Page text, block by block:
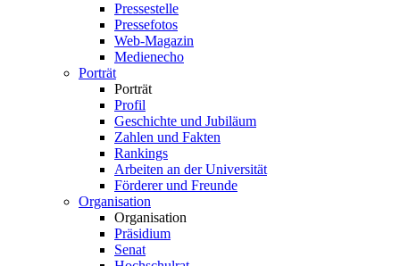
Pressestelle
Pressefotos
Web-Magazin
Medienecho
Porträt
Porträt
Profil
Geschichte und Jubiläum
Zahlen und Fakten
Rankings
Arbeiten an der Universität
Förderer und Freunde
Organisation
Organisation
Präsidium
Senat